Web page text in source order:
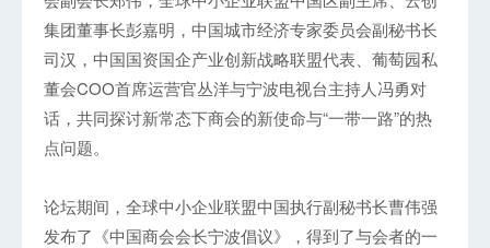
集团董事长彭嘉明，中国城市经济专家委员会副秘书长
司汉，中国国资国企产业创新战略联盟代表、葡萄园私
董会COO首席运营官丛洋与宁波电视台主持人冯勇对
话，共同探讨新常态下商会的新使命与“一带一路”的热
点问题。
论坛期间，全球中小企业联盟中国执行副秘书长曹伟强
发布了《中国商会会长宁波倡议》，得到了与会者的一